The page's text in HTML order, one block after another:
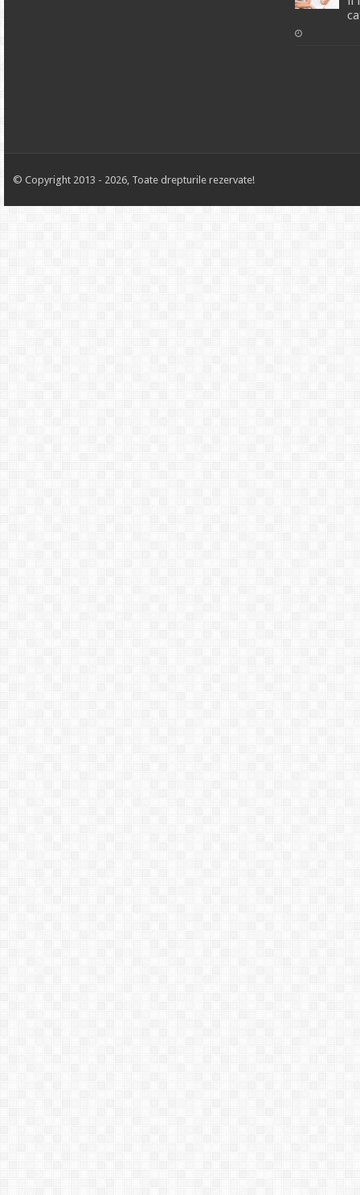
© Copyright 2013 - 2026, Toate drepturile rezervate!